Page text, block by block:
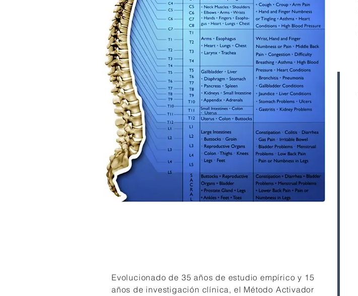
Evolucionado de 35 años de estudio empírico y 15
años de investigación clínica, el Método Activador